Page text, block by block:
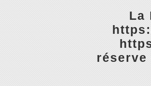
La
réserve